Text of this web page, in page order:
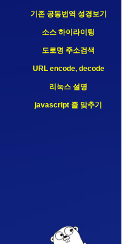
기존 공동번역 성경보기
소스 하이라이팅
도로명 주소검색
URL encode, decode
리눅스 설명
javascript 줄 맞추기